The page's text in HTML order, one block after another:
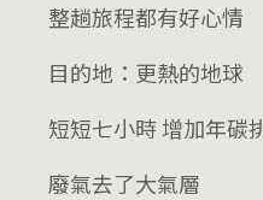
整趟旅程都有好心情
目的地：更熱的地球
短短七小時 增加年碳
廢氣去了大氣層